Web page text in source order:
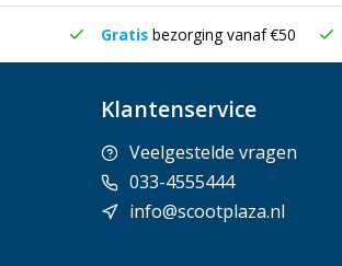
Gratis bezorging vanaf €50
Klantenservice
Veelgestelde vragen
033-4555444
info@scootplaza.nl